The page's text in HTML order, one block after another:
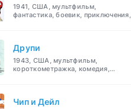
1941, США, мультфильм,
фантастика, боевик, приключения,
Друпи
1943, США, мультфильм,
короткометражка, комедия,
Чип и Дейл